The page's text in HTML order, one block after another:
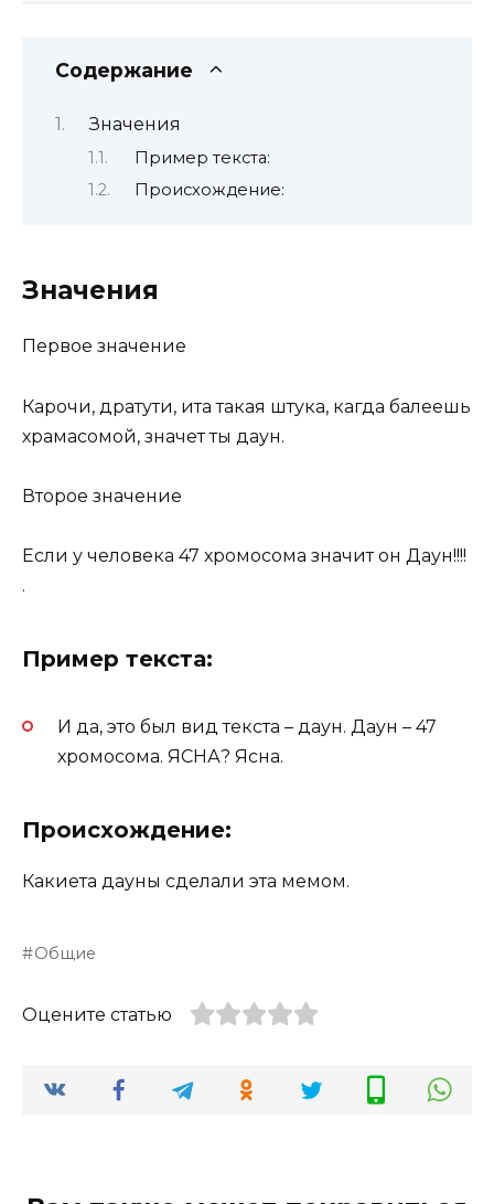
Содержание
Значения
Пример текста:
Происхождение:
Значения
Первое значение
Карочи, дратути, ита такая штука, кагда балеешь
храмасомой, значет ты даун.
Второе значение
Если у человека 47 хромосома значит он Даун!!!!
.
Пример текста:
И да, это был вид текста – даун. Даун – 47
хромосома. ЯСНА? Ясна.
Происхождение:
Какиета дауны сделали эта мемом.
Общие
Оцените статью